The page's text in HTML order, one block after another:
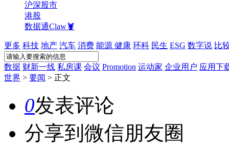
沪深股市
港股
数据通Claw🦞
更多 科技 地产 汽车 消费 能源 健康 环科 民生 ESG 数字说 比
数据 财新一线 私房课 会议 Promotion 运动家 企业用户 应用下
世界 > 要闻 > 正文
0发表评论
分享到微信朋友圈